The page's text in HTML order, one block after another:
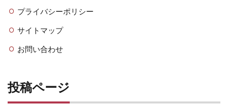
プライバシーポリシー
サイトマップ
お問い合わせ
投稿ページ